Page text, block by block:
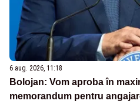
6 aug. 2026, 11:18
Bolojan: Vom aproba în
memorandum pentru